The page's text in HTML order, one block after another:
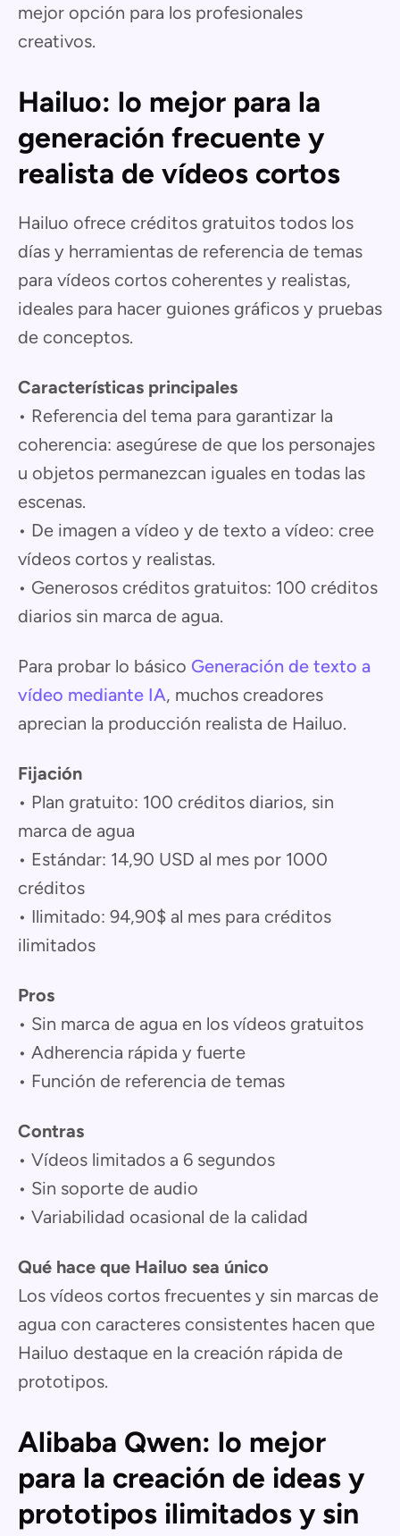
mejor opción para los profesionales
creativos.
Hailuo: lo mejor para la
generación frecuente y
realista de vídeos cortos
Hailuo ofrece créditos gratuitos todos los
días y herramientas de referencia de temas
para vídeos cortos coherentes y realistas,
ideales para hacer guiones gráficos y pruebas
de conceptos.
Características principales
• Referencia del tema para garantizar la
coherencia: asegúrese de que los personajes
u objetos permanezcan iguales en todas las
escenas.
• De imagen a vídeo y de texto a vídeo: cree
vídeos cortos y realistas.
• Generosos créditos gratuitos: 100 créditos
diarios sin marca de agua.
Para probar lo básico Generación de texto a
vídeo mediante IA, muchos creadores
aprecian la producción realista de Hailuo.
Fijación
• Plan gratuito: 100 créditos diarios, sin
marca de agua
• Estándar: 14,90 USD al mes por 1000
créditos
• Ilimitado: 94,90$ al mes para créditos
ilimitados
Pros
• Sin marca de agua en los vídeos gratuitos
• Adherencia rápida y fuerte
• Función de referencia de temas
Contras
• Vídeos limitados a 6 segundos
• Sin soporte de audio
• Variabilidad ocasional de la calidad
Qué hace que Hailuo sea único
Los vídeos cortos frecuentes y sin marcas de
agua con caracteres consistentes hacen que
Hailuo destaque en la creación rápida de
prototipos.
Alibaba Qwen: lo mejor
para la creación de ideas y
prototipos ilimitados y sin